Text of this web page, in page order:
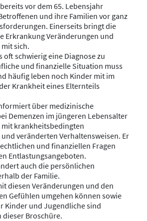
vor dem 65. Lebensjahr
und ihre Familien vor ganz
Einerseits bringt die
Erkrankung Veränderungen und
sich.
oft schwierig eine Diagnose zu
und finanzielle Situation muss
häufig leben noch Kinder mit im
Krankheit eines Elternteils
über medizinische
Demenzen im jüngeren Lebensalter
mit krankheitsbedingten
veränderten Verhaltensweisen. Er
und finanziellen Fragen
Entlastungsangeboten.
auch die persönlichen
der Familie.
diesen Veränderungen und den
Gefühlen umgehen können sowie
Kinder und Jugendliche sind
Broschüre.